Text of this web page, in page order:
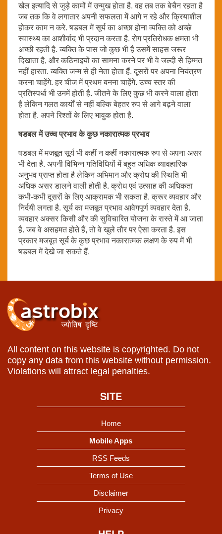
खेल इत्यादि से जुड़े कामों में उन्मुख होता है. वह तब तक बेचैन रहता है
जब तक कि वे लगातार अपनी सफलता में आगे न रहे और क्रियाशील
होकर काम न करे. षडबल में सूर्य का अच्छा होना व्यक्ति को अच्छे
स्वास्थ्य का आशीर्वाद भी प्रदान करता है. रोग प्रतिरोधक क्षमता भी
अच्छी रहती है. व्यक्ति के पास जो कुछ भी है उसमें साहस जरूर
दिखाता है, और कठिनाइयों का सामना करने पर भी वे जल्दी से हिम्मत
नहीं हारता. व्यक्ति जन्म से ही नेता होता हैं. दूसरों पर अपना नियंत्रण
करना चाहेंगे. हर चीज में प्रथम बनना चाहेंगे. उच्च स्तर की
प्रतिस्पर्धा भी उनमें होती है. जीतने के लिए कुछ भी करने वाला होता
है लेकिन गलत कार्यों से नहीं बल्कि बेहतर रुप से आगे बढ़ने वाला
होता है. अपने रिश्तों के लिए भावुक होता है.
षडबल में उच्च प्रभाव के कुछ नकारात्मक प्रभाव
षडबल में मजबूत सूर्य भी कहीं न कहीं नकारात्मक रुप से अपना असर
भी देता है. अपनी विभिन्न गतिविधियों में बहुत अधिक व्यावहारिक
अनुभव प्राप्त होता है लेकिन अभिमान और क्रोध की स्थिति भी
अधिक असर डालने वाली होती है. क्रोध एवं उत्साह की अधिकता
कभी-कभी दूसरों के लिए आक्रामक भी सकता है. क्रूर व्यवहार और
निर्दयी लगता है. सूर्य का मजबूत प्रभाव आवेगपूर्ण व्यवहार देता है.
व्यवहार अक्सर किसी और की सुविचारित योजना के रास्ते में आ जाता
है. जब वे असहमत होते हैं, तो वे खुले तौर पर ऐसा करता है. इस
प्रकार मजबूत सूर्य के कुछ प्रभाव नकारात्मक लक्षण के रुप में भी
षडबल में देखे जा सकते हैं.
All content on this website is copyrighted. Do not
copy any data from this website without permission.
Violations will attract legal penalties.
SITE
Home
Mobile Apps
RSS Feeds
Terms of Use
Disclaimer
Privacy